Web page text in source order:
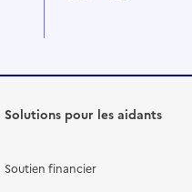
Solutions pour les aidants
Soutien financier